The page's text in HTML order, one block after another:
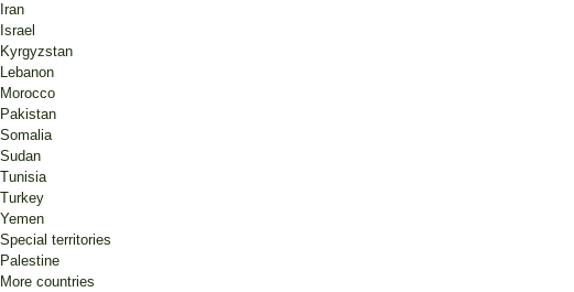
Iran
Israel
Kyrgyzstan
Lebanon
Morocco
Pakistan
Somalia
Sudan
Tunisia
Turkey
Yemen
Special territories
Palestine
More countries